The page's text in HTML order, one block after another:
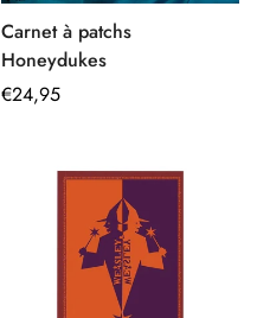
Carnet à patchs
Honeydukes
Prix
€24,95